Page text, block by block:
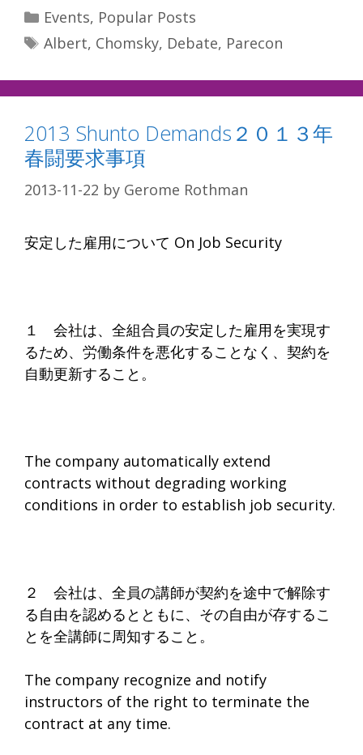
Categories
Events, Popular Posts
Tags
Albert, Chomsky, Debate, Parecon
2013 Shunto Demands２０１３年
春闘要求事項
2013-11-22 by Gerome Rothman
安定した雇用について On Job Security
１ 会社は、全組合員の安定した雇用を実現す
るため、労働条件を悪化することなく、契約を
自動更新すること。
The company automatically extend
contracts without degrading working
conditions in order to establish job security.
２ 会社は、全員の講師が契約を途中で解除す
る自由を認めるとともに、その自由が存するこ
とを全講師に周知すること。
The company recognize and notify
instructors of the right to terminate the
contract at any time.